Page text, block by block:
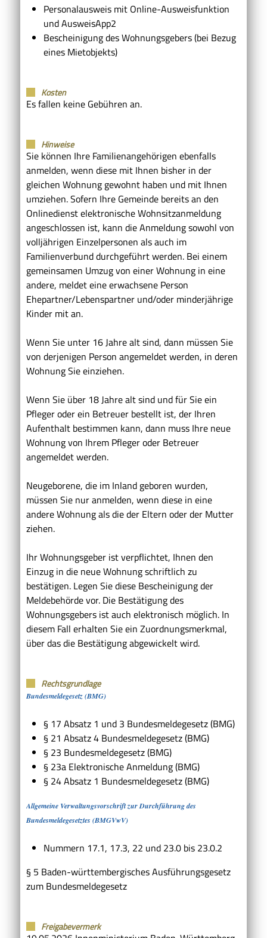
Personalausweis mit Online-Ausweisfunktion
und AusweisApp2
Bescheinigung des Wohnungsgebers (bei Bezug
eines Mietobjekts)
Kosten
Es fallen keine Gebühren an.
Hinweise
Sie können Ihre Familienangehörigen ebenfalls
anmelden, wenn diese mit Ihnen bisher in der
gleichen Wohnung gewohnt haben und mit Ihnen
umziehen. Sofern Ihre Gemeinde bereits an den
Onlinedienst elektronische Wohnsitzanmeldung
angeschlossen ist, kann die Anmeldung sowohl von
volljährigen Einzelpersonen als auch im
Familienverbund durchgeführt werden. Bei einem
gemeinsamen Umzug von einer Wohnung in eine
andere, meldet eine erwachsene Person
Ehepartner/Lebenspartner und/oder minderjährige
Kinder mit an.
Wenn Sie unter 16 Jahre alt sind, dann müssen Sie
von derjenigen Person angemeldet werden, in deren
Wohnung Sie einziehen.
Wenn Sie über 18 Jahre alt sind und für Sie ein
Pfleger oder ein Betreuer bestellt ist, der Ihren
Aufenthalt bestimmen kann, dann muss Ihre neue
Wohnung von Ihrem Pfleger oder Betreuer
angemeldet werden.
Neugeborene, die im Inland geboren wurden,
müssen Sie nur anmelden, wenn diese in eine
andere Wohnung als die der Eltern oder der Mutter
ziehen.
Ihr Wohnungsgeber ist verpflichtet, Ihnen den
Einzug in die neue Wohnung schriftlich zu
bestätigen. Legen Sie diese Bescheinigung der
Meldebehörde vor. Die Bestätigung des
Wohnungsgebers ist auch elektronisch möglich. In
diesem Fall erhalten Sie ein Zuordnungsmerkmal,
über das die Bestätigung abgewickelt wird.
Rechtsgrundlage
Bundesmeldegesetz (BMG)
§ 17 Absatz 1 und 3 Bundesmeldegesetz (BMG)
§ 21 Absatz 4 Bundesmeldegesetz (BMG)
§ 23 Bundesmeldegesetz (BMG)
§ 23a Elektronische Anmeldung (BMG)
§ 24 Absatz 1 Bundesmeldegesetz (BMG)
Allgemeine Verwaltungsvorschrift zur Durchführung des
Bundesmeldegesetztes (BMGVwV)
Nummern 17.1, 17.3, 22 und 23.0 bis 23.0.2
§ 5 Baden-württembergisches Ausführungsgesetz
zum Bundesmeldegesetz
Freigabevermerk